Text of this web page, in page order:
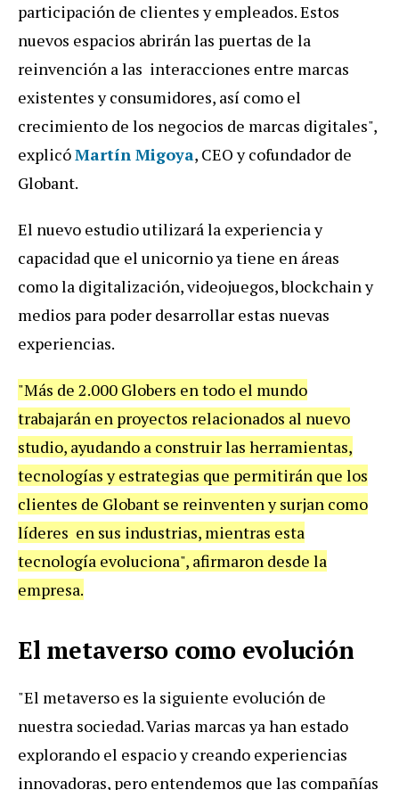
participación de clientes y empleados. Estos
nuevos espacios abrirán las puertas de la
reinvención a las interacciones entre marcas
existentes y consumidores, así como el
crecimiento de los negocios de marcas digitales",
explicóMartín Migoya, CEO y cofundador de
Globant.
El nuevo estudio utilizará la experiencia y
capacidad que el unicornio ya tiene en áreas
como la digitalización, videojuegos, blockchain y
medios para poder desarrollar estas nuevas
experiencias.
"Más de 2.000 Globers en todo el mundo
trabajarán en proyectos relacionados al nuevo
studio, ayudando a construir las herramientas,
tecnologías y estrategias que permitirán que los
clientes de Globant se reinventen y surjan como
líderes en sus industrias, mientras esta
tecnología evoluciona", afirmaron desde la
empresa.
El metaverso como evolución
"El metaverso es la siguiente evolución de
nuestra sociedad. Varias marcas ya han estado
explorando el espacio y creando experiencias
innovadoras, pero entendemos que las compañías